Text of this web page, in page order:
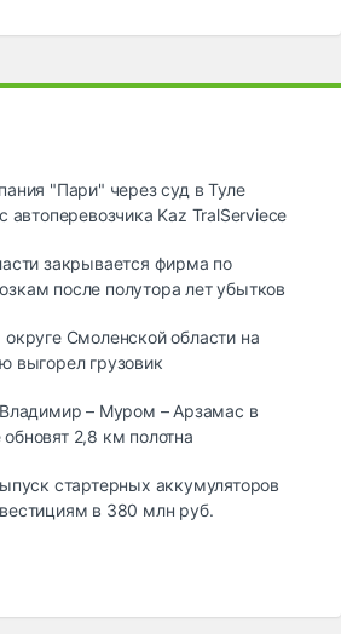
"Пари" через суд в Туле
автоперевозчика Kaz TralServiece
закрывается фирма по
после полутора лет убытков
Смоленской области на
выгорел грузовик
– Муром – Арзамас в
2,8 км полотна
стартерных аккумуляторов
в 380 млн руб.